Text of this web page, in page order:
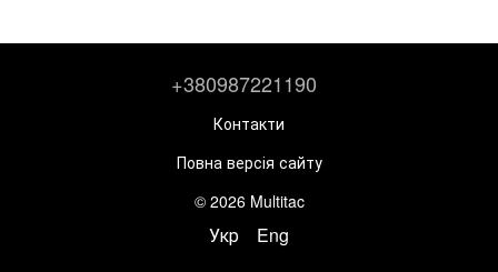
+380987221190
Контакти
Повна версія сайту
© 2026 Multitac
Укр Eng